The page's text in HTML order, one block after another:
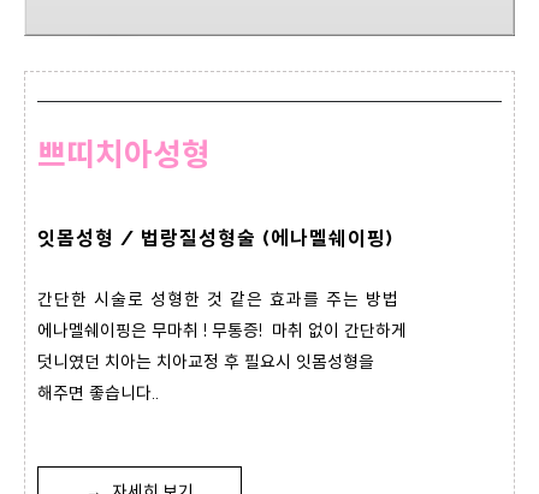
쁘띠치아성형
잇몸성형 / 법랑질성형술 (에나멜쉐이핑)
간단한 시술로 성형한 것 같은 효과를 주는 방법
에나멜쉐이핑은 무마취 ! 무통증! 마취 없이 간단하게
덧니였던 치아는 치아교정 후 필요시 잇몸성형을
해주면 좋습니다..